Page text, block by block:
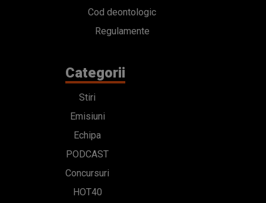
Cod deontologic
Regulamente
Categorii
Stiri
Emisiuni
Echipa
PODCAST
Concursuri
HOT40